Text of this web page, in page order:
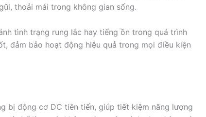
thoải mái trong không gian sống.
tình trạng rung lắc hay tiếng ồn trong quá trình
đảm bảo hoạt động hiệu quả trong mọi điều kiện
bị động cơ DC tiên tiến, giúp tiết kiệm năng lượng